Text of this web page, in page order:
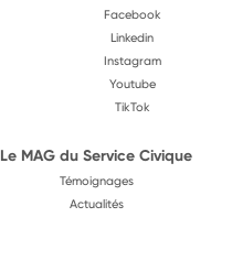
Facebook
Linkedin
Instagram
Youtube
TikTok
Le MAG du Service Civique
Témoignages
Actualités